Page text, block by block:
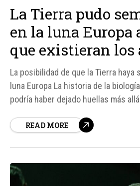
La Tierra pudo
en la luna Europa
que existieran los
La posibilidad de que la Tierra haya
luna Europa La historia de la
podría haber dejado huellas más
posibilidad de que la Tierra haya
READ MORE